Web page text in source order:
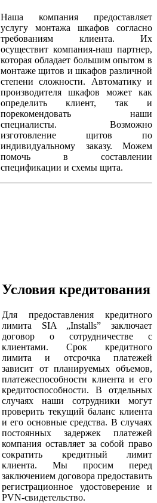
Наша компания предоставляет
услугу монтажа шкафов согласно
требованиям клиента. Их
осуществит компания-наш партнер,
которая обладает большим опытом в
монтаже щитов и шкафов различной
степени сложности. Автоматику и
производителя шкафов может как
определить клиент, так и
порекомендовать наши
специалисты. Возможно
изготовление щитов по
индивидуальному заказу. Можем
помочь в составлении
спецификации и схемы щита.
Условия кредитования
Для предоставления кредитного
лимита SIA „Installs” заключает
договор о сотрудничестве с
клиентами. Срок кредитного
лимита и отсрочка платежей
зависит от планируемых объемов,
платежеспособности клиента и его
кредитоспособности. В отдельных
случаях наши сотрудники могут
проверить текущий баланс клиента
и его основные средства. В случаях
постоянных задержек платежей
компания оставляет за собой право
сократить кредитный лимит
клиента. Мы просим перед
заключением договора предоставить
регистрационное удостоверение и
PVN-свидетельство.